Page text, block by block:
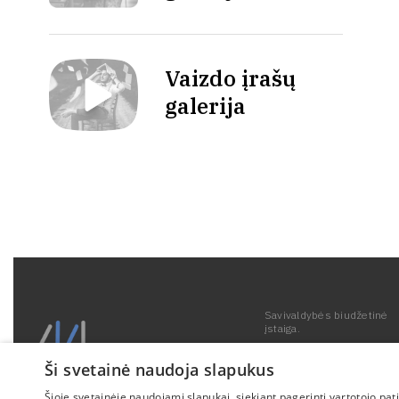
Vaizdo įrašų
galerija
Savivaldybės biudžetinė
įstaiga.
Kodas 190287259.
Duomenys kaupiami ir
Ši svetainė naudoja slapukus